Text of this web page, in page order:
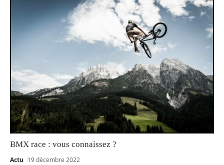
BMX race : vous connaissez ?
Actu 19 décembre 2022